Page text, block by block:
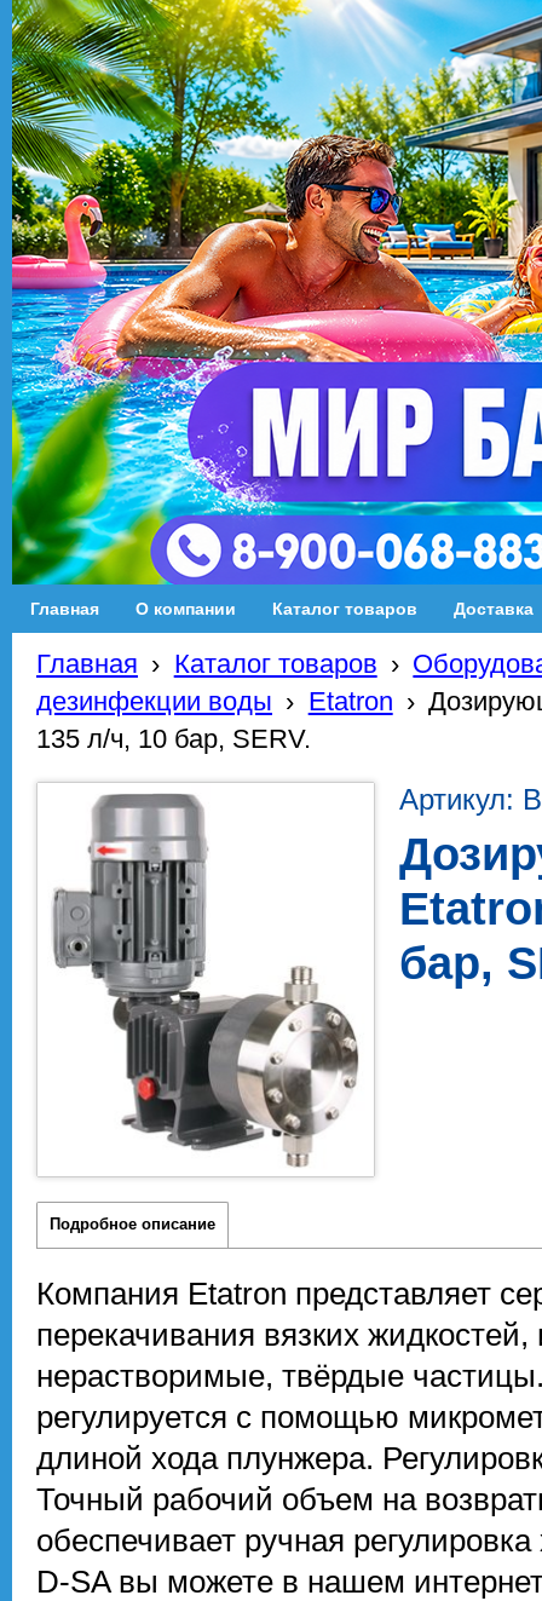
Главная О компании Каталог товаров Доставка
Главная › Каталог товаров ›
дезинфекции воды › Etatron ›
135 л/ч, 10 бар, SERV.
Артикул:
бар,
Подробное описание
Компания Etatron представляет
перекачивания вязких
нерастворимые, твёрдые
регулируется с помощью
длиной хода плунжера.
Точный рабочий объем на
обеспечивает ручная
D-SA вы можете в нашем